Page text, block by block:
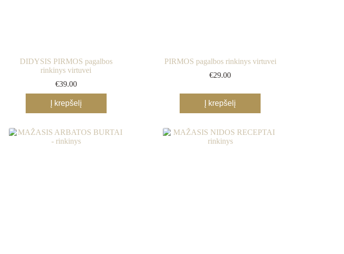
DIDYSIS PIRMOS pagalbos
rinkinys virtuvei
€39.00
Į krepšelį
PIRMOS pagalbos rinkinys virtuvei
€29.00
Į krepšelį